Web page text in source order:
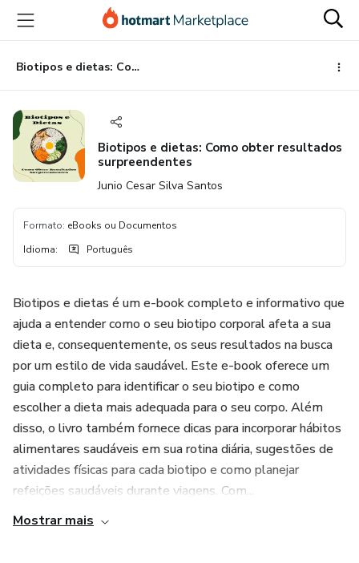
para
conteúdo
principal
para
pagamento
para
rodapé
Biotipos e dietas: Como obter resultados surpreendentes
Biotipos e dietas: Como obter resultados
surpreendentes
Junio Cesar Silva Santos
Formato: eBooks ou Documentos
Idioma: Português
Biotipos e dietas é um e-book completo e informativo que
ajuda a entender como o seu biotipo corporal afeta a sua
dieta e, consequentemente, os seus resultados na busca
por um estilo de vida saudável. Este e-book oferece um
guia completo para identificar o seu biotipo e como
escolher a dieta mais adequada para o seu corpo. Além
disso, o livro também fornece dicas para incorporar hábitos
alimentares saudáveis em sua rotina diária, sugestões de
atividades físicas para cada biotipo e como planejar
refeições saudáveis durante viagens. Com...
Mostrar mais